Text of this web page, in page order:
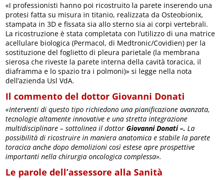
«I professionisti hanno poi ricostruito la parete inserendo una
protesi fatta su misura in titanio, realizzata da Osteobionix,
stampata in 3D e fissata sia allo sterno sia ai corpi vertebrali.
La ricostruzione è stata completata con l’utilizzo di una matrice
acellulare biologica (Permacol, di Medtronic/Covidien) per la
sostituzione del foglietto di pleura parietale (la membrana
sierosa che riveste la parete interna della cavità toracica, il
diaframma e lo spazio tra i polmoni)» si legge nella nota
dell’azienda Usl VdA.
Il commento del dottor Giovanni Donati
«Interventi di questo tipo richiedono una pianificazione avanzata,
tecnologie altamente innovative e una stretta integrazione
multidisciplinare – sottolinea il dottorGiovanni Donati –.La
possibilità di ricostruire in maniera anatomica e stabile la parete
toracica anche dopo demolizioni così estese apre prospettive
importanti nella chirurgia oncologica complessa».
Le parole dell’assessore alla Sanità